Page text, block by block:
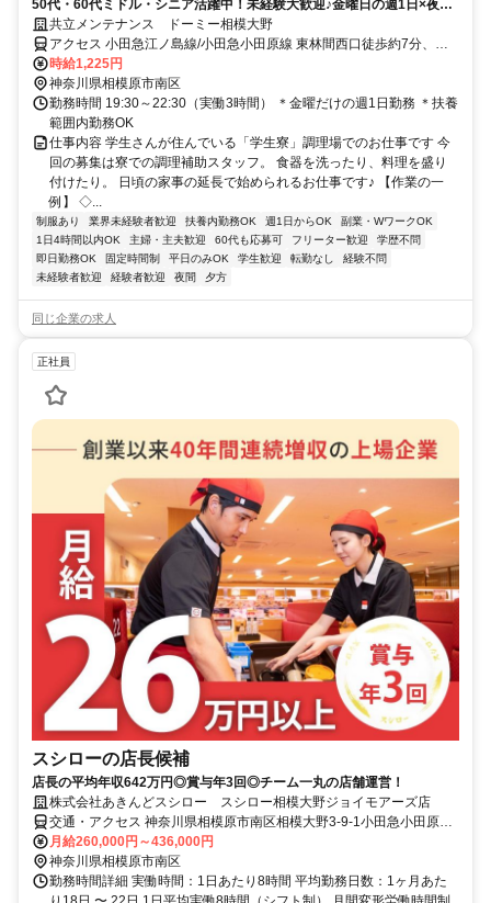
50代・60代ミドル・シニア活躍中！未経験大歓迎♪金曜日の週1日×夜の
短時間◎家事の延長線上でOK★
共立メンテナンス ドーミー相模大野
アクセス 小田急江ノ島線/小田急小田原線 東林間西口徒歩約7分、小
田急江ノ島線 相模大野南口徒歩約15分、小田急小田原線/東京メトロ
千代田線 相模大野南口徒歩約15分
時給1,225円
神奈川県相模原市南区
勤務時間 19:30～22:30（実働3時間） ＊金曜だけの週1日勤務 ＊扶養
範囲内勤務OK
仕事内容 学生さんが住んでいる「学生寮」調理場でのお仕事です 今
回の募集は寮での調理補助スタッフ。 食器を洗ったり、料理を盛り
付けたり。 日頃の家事の延長で始められるお仕事です♪ 【作業の一
例】 ◇...
制服あり 業界未経験者歓迎 扶養内勤務OK 週1日からOK
副業・WワークOK
1日4時間以内OK
主婦・主夫歓迎 60代も応募可 フリーター歓迎
学歴不問
即日勤務OK
固定時間制 平日のみOK 学生歓迎 転勤なし
経験不問
未経験者歓迎
経験者歓迎 夜間 夕方
同じ企業の求人
正社員
スシローの店長候補
店長の平均年収642万円◎賞与年3回◎チーム一丸の店舗運営！
株式会社あきんどスシロー スシロー相模大野ジョイモアーズ店
交通・アクセス 神奈川県相模原市南区相模大野3-9-1小田急小田原線
相模大野駅 徒歩1分
月給260,000円～436,000円
神奈川県相模原市南区
勤務時間詳細 実働時間：1日あたり8時間 平均勤務日数：1ヶ月あた